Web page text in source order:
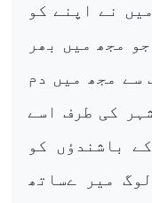
نے اپنے کو
مجھ میں بھر
سے مجھ میں دم
کی طرف اسے
باشندؤں کو
میر ےساتھ